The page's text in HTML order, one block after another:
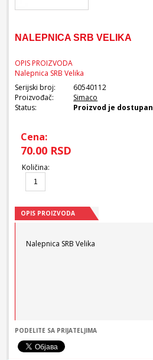
NALEPNICA SRB VELIKA
OPIS PROIZVODA
Nalepnica SRB Velika
Serijski broj:
60540112
Proizvođač:
Simaco
Status:
Proizvod je dostupan
Cena:
70.00 RSD
Količina:
OPIS PROIZVODA
Nalepnica SRB Velika
PODELITE SA PRIJATELJIMA